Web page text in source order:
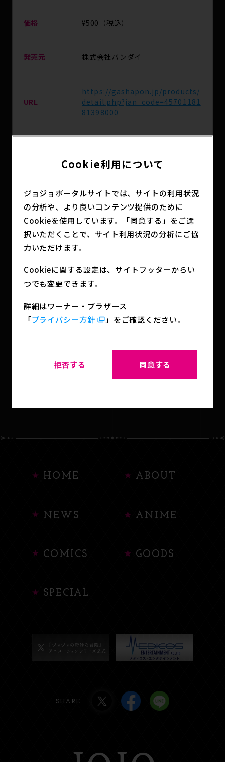
価格 ¥500（税込）
発売元 株式会社バンダイ
URL
https://gashapon.jp/products/
detail.php?jan_code=45701181
81398000
アニメ『ジョジョの奇妙な冒険 ダイヤモンドは砕け
ない』のスタンド4種を立体化！
HOME ABOUT
NEWS ANIME
COMICS GOODS
SPECIAL
SHARE
Cookie利用について
ジョジョポータルサイトでは、サイトの利用状況
の分析や、より良いコンテンツ提供のために
Cookieを使用しています。「同意する」をご選
択いただくことで、サイト利用状況の分析にご協
力いただけます。
Cookieに関する設定は、サイトフッターからい
つでも変更できます。
詳細はワーナー・ブラザース
「プライバシー方針 」をご確認ください。
拒否する 同意する